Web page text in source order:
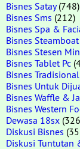
Bisnes Satay(748)
Bisnes Sms (212)
Bisnes Spa &
Bisnes Steamboat
Bisnes Stesen
Bisnes Tablet Pc
Bisnes Tradisional
Bisnes Untuk
Bisnes Waffle &
Bisnes Western
Dewasa 18sx
Diskusi Bisnes
Diskusi Tuntutan